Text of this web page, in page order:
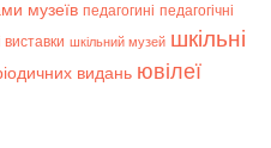
музеїв педагогині педагогічні
виставки шкільний музей шкільні
видань ювілеї